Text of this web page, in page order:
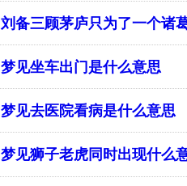
刘备三顾茅庐只为了一个诸
梦见坐车出门是什么意思
梦见去医院看病是什么意思
梦见狮子老虎同时出现什么